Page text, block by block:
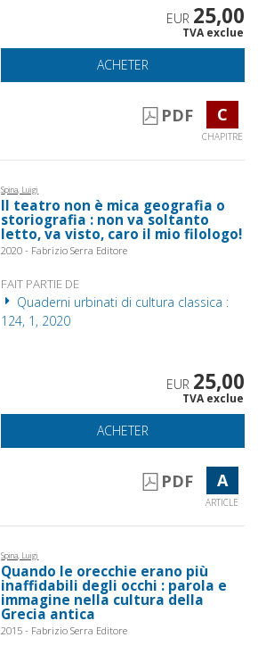
EUR 25,00
TVA exclue
ACHETER
PDF C
CHAPITRE
Spina, Luigi
Il teatro non è mica geografia o
storiografia : non va soltanto
letto, va visto, caro il mio filologo!
2020 - Fabrizio Serra Editore
FAIT PARTIE DE
Quaderni urbinati di cultura classica :
124, 1, 2020
EUR 25,00
TVA exclue
ACHETER
PDF A
ARTICLE
Spina, Luigi
Quando le orecchie erano più
inaffidabili degli occhi : parola e
immagine nella cultura della
Grecia antica
2015 - Fabrizio Serra Editore